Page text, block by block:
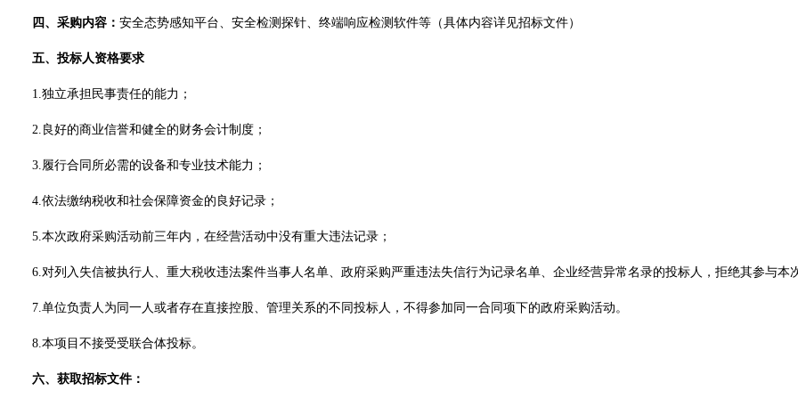
四、采购内容： 安全态势感知平台、安全检测探针、终端响应检测软件等 （具体内容详见招标文件）
五、 投标人资格要求
1.独立承担民事责任的能力；
2.良好的商业信誉和健全的财务会计制度；
3.履行合同所必需的设备和专业技术能力；
4.依法缴纳税收和社会保障资金的良好记录；
5.本次政府采购活动前三年内，在经营活动中没有重大违法记录；
6.对列入失信被执行人、重大税收违法案件当事人名单、政府采购严重违法失信行为记录名单、企业经营异常名录的投标人 ，拒绝其参与本
7.单位负责人为同一人或者存在直接控股、管理关系的不同 投标人 ，不得参加同一合同项下的政府采购活动。
8.本项目不接受受联合体投标。
六、获取招标文件：